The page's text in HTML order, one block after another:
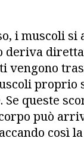
i muscoli
deriva
vengono
proprio
queste
può
così